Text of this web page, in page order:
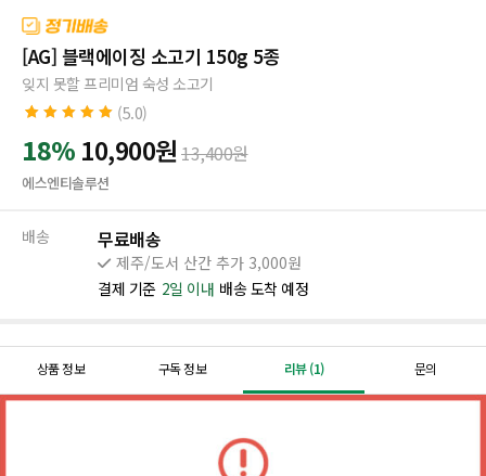
[AG] 블랙에이징 소고기 150g 5종
잊지 못할 프리미엄 숙성 소고기
5.0
평가를 기준으
로 5점 만점에
점으로 평가됨
(5.0)
18% 10,900원13,400원
에스엔티솔루션
배송 무료배송
제주/도서 산간 추가 3,000원
결제 기준 2일 이내 배송 도착 예정
상품 정보 구독 정보 리뷰 (1) 문의